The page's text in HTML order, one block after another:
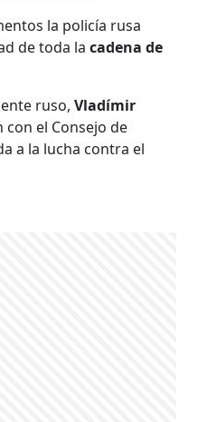
la policía rusa
de toda lacadena de
ruso,Vladímir
el Consejo de
a la lucha contra el